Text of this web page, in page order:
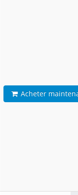
Acheter